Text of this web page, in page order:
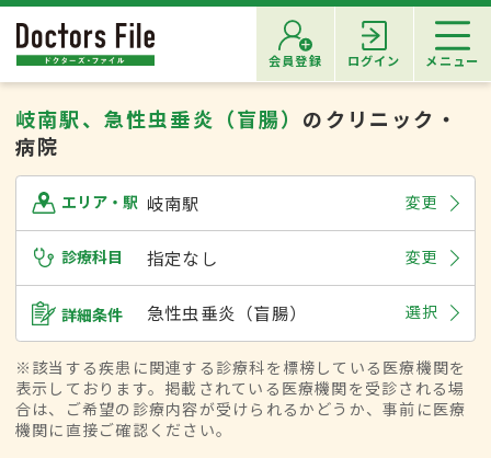
会員登録 ログイン メニュー
岐南駅、急性虫垂炎（盲腸） のクリニック・
病院
エリア・駅 岐南駅 変更
診療科目 指定なし 変更
詳細条件 急性虫垂炎（盲腸） 選択
※該当する疾患に関連する診療科を標榜している医療機関を
表示しております。掲載されている医療機関を受診される場
合は、ご希望の診療内容が受けられるかどうか、事前に医療
機関に直接ご確認ください。